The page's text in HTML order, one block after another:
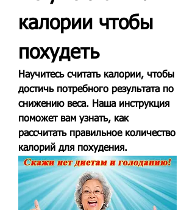
калории чтобы
похудеть
Научитесь считать калории, чтобы
достичь потребного результата по
снижению веса. Наша инструкция
поможет вам узнать, как
рассчитать правильное количество
калорий для похудения.